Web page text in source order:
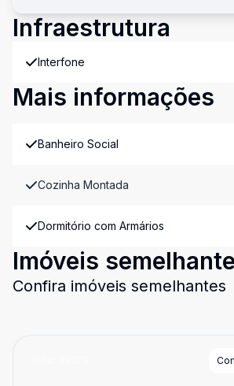
Infraestrutura
Interfone
Mais informações
Banheiro Social
Cozinha Montada
Dormitório com Armários
Imóveis
Confira imóveis semelhantes